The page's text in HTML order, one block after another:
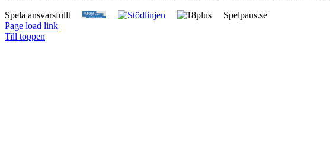
Spela ansvarsfullt
Spelpaus.se
Page load link
Till toppen